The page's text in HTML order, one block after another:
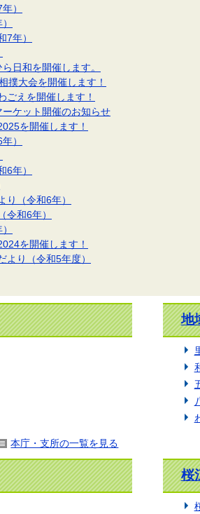
）
7年）
日和を開催します。
撲大会を開催します！
ごえを開催します！
ケット開催のお知らせ
を開催します！
）
6年）
り（令和6年）
令和6年）
を開催します！
より（令和5年度）
本庁・支所の一覧を見る
地
桜